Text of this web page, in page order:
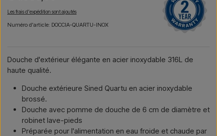
Les frais d'expédition sont ajoutés
Numéro d'article: DOCCIA-QUARTU-INOX
Douche d'extérieur élégante en acier inoxydable 316L de
haute qualité.
Douche extérieure Sined Quartu en acier inoxydable
brossé.
Douche avec pomme de douche de 6 cm de diamètre et
robinet lave-pieds
Préparée pour l'alimentation en eau froide et chaude par